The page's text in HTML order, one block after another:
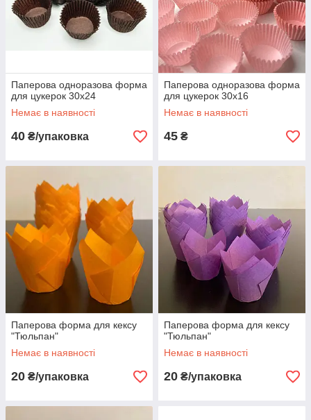
Паперова одноразова форма
для цукерок 30х24
Немає в наявності
40 ₴/упаковка
Паперова одноразова форма
для цукерок 30х16
Немає в наявності
45 ₴
Паперова форма для кексу
"Тюльпан"
Немає в наявності
20 ₴/упаковка
Паперова форма для кексу
"Тюльпан"
Немає в наявності
20 ₴/упаковка